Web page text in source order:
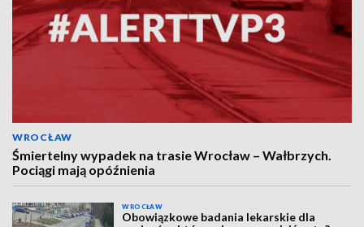
WROCŁAW
Śmiertelny wypadek na trasie Wrocław – Wałbrzych.
Pociągi mają opóźnienia
WROCŁAW
Obowiązkowe badania lekarskie dla